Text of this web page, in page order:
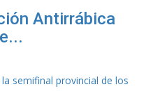
Antirrábica